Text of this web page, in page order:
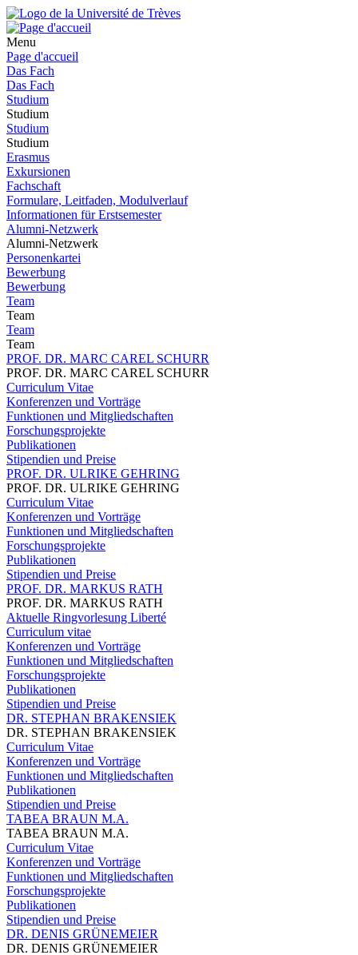
Menu
Page d'accueil
Das Fach
Das Fach
Studium
Studium
Studium
Studium
Erasmus
Exkursionen
Fachschaft
Formulare, Leitfaden, Modulverlauf
Informationen für Erstsemester
Alumni-Netzwerk
Alumni-Netzwerk
Personenkartei
Bewerbung
Bewerbung
Team
Team
Team
Team
PROF. DR. MARC CAREL SCHURR
PROF. DR. MARC CAREL SCHURR
Curriculum Vitae
Konferenzen und Vorträge
Funktionen und Mitgliedschaften
Forschungsprojekte
Publikationen
Stipendien und Preise
PROF. DR. ULRIKE GEHRING
PROF. DR. ULRIKE GEHRING
Curriculum Vitae
Konferenzen und Vorträge
Funktionen und Mitgliedschaften
Forschungsprojekte
Publikationen
Stipendien und Preise
PROF. DR. MARKUS RATH
PROF. DR. MARKUS RATH
Aktuelle Ringvorlesung Liberté
Curriculum vitae
Konferenzen und Vorträge
Funktionen und Mitgliedschaften
Forschungsprojekte
Publikationen
Stipendien und Preise
DR. STEPHAN BRAKENSIEK
DR. STEPHAN BRAKENSIEK
Curriculum Vitae
Konferenzen und Vorträge
Funktionen und Mitgliedschaften
Publikationen
Stipendien und Preise
TABEA BRAUN M.A.
TABEA BRAUN M.A.
Curriculum Vitae
Konferenzen und Vorträge
Funktionen und Mitgliedschaften
Forschungsprojekte
Publikationen
Stipendien und Preise
DR. DENIS GRÜNEMEIER
DR. DENIS GRÜNEMEIER